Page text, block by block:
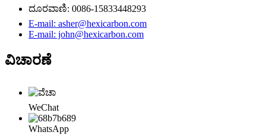
ದೂರವಾಣಿ: 0086-15833448293
E-mail: asher@hexicarbon.com
E-mail: john@hexicarbon.com
ವಿಚಾರಣೆ
WeChat
WhatsApp